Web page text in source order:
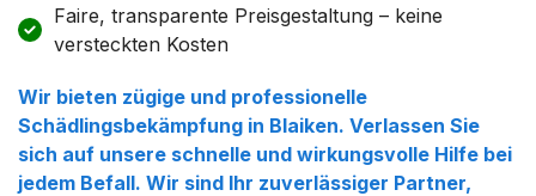
Faire, transparente Preisgestaltung – keine
versteckten Kosten
Wir bieten zügige und professionelle
Schädlingsbekämpfung in Blaiken. Verlassen Sie
sich auf unsere schnelle und wirkungsvolle Hilfe bei
jedem Befall. Wir sind Ihr zuverlässiger Partner,